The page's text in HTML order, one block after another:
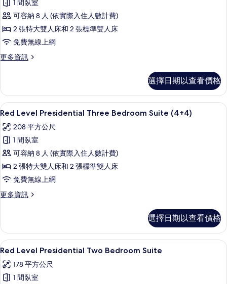
Level
Presidential
Three
Bedroom
Suite
有
相
片
1 間臥室
可容納 8 人 (依實際入住人數計費)
2 張特大雙人床和 2 張標準雙人床
免費無線上網
更多資訊
更
Presidential
Three
Bedroom
的
詳
選擇日期以查看價格
顯
示
Red
Level
Presidential
Three
Bedroom
Suite
所
有
相
片
高級寢具、迷你吧、客房內保險箱、書
10
Red Level Presidential Three Bedroom Suite (4+4)
208 平方公尺
1 間臥室
可容納 8 人 (依實際入住人數計費)
2 張特大雙人床和 2 張標準雙人床
免費無線上網
更多資訊
更
Presidential
Three
Bedroom
(4+4)
的
選擇日期以查看價格
顯
示
Red
高級寢具、迷你吧、客房內保險箱、書
8
Red Level Presidential Two Bedroom Suite
178 平方公尺
1 間臥室